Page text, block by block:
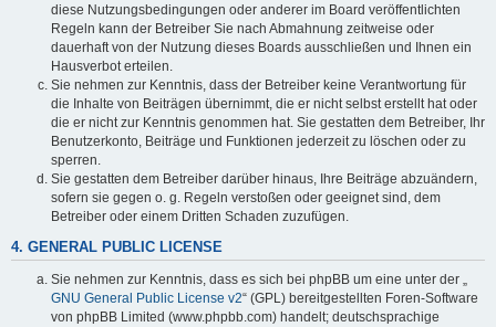
diese Nutzungsbedingungen oder anderer im Board veröffentlichten
Regeln kann der Betreiber Sie nach Abmahnung zeitweise oder
dauerhaft von der Nutzung dieses Boards ausschließen und Ihnen ein
Hausverbot erteilen.
Sie nehmen zur Kenntnis, dass der Betreiber keine Verantwortung für
die Inhalte von Beiträgen übernimmt, die er nicht selbst erstellt hat oder
die er nicht zur Kenntnis genommen hat. Sie gestatten dem Betreiber, Ihr
Benutzerkonto, Beiträge und Funktionen jederzeit zu löschen oder zu
sperren.
Sie gestatten dem Betreiber darüber hinaus, Ihre Beiträge abzuändern,
sofern sie gegen o. g. Regeln verstoßen oder geeignet sind, dem
Betreiber oder einem Dritten Schaden zuzufügen.
4. GENERAL PUBLIC LICENSE
Sie nehmen zur Kenntnis, dass es sich bei phpBB um eine unter der „
GNU General Public License v2“ (GPL) bereitgestellten Foren-Software
von phpBB Limited (www.phpbb.com) handelt; deutschsprachige